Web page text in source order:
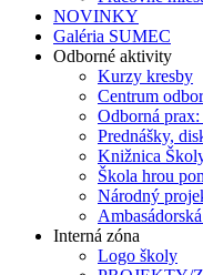
NOVINKY
Galéria SUMEC
Odborné aktivity
Kurzy kresby
Centrum
Odborná
Prednášky,
Knižnica
Škola hrou
Národný
Interná zóna
Logo školy